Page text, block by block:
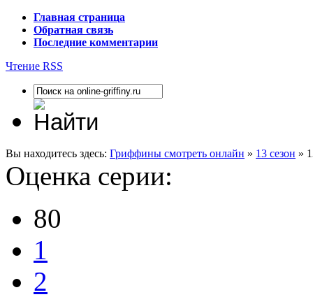
Главная страница
Обратная связь
Последние комментарии
Чтение RSS
Вы находитесь здесь: Гриффины смотреть онлайн » 13 сезон »
Оценка серии:
80
1
2